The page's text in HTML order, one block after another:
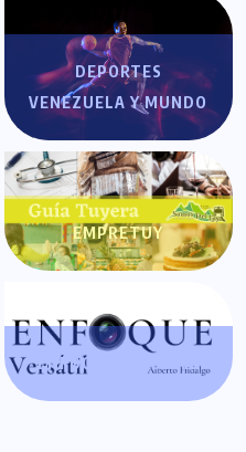
DEPORTES
VENEZUELA Y MUNDO
EMPRETUY
ENFOQUE VERSÁTIL